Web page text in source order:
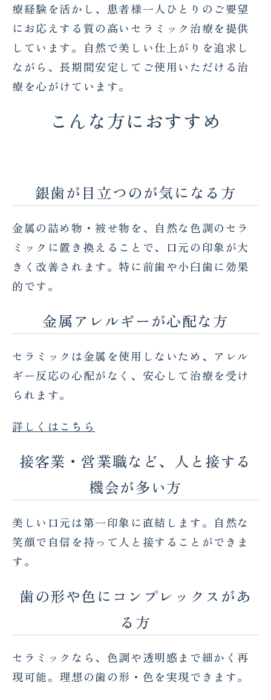
療経験を活かし、患者様一人ひとりのご要望
にお応えする質の高いセラミック治療を提供
しています。自然で美しい仕上がりを追求し
ながら、長期間安定してご使用いただける治
療を心がけています。
こんな方におすすめ
銀歯が目立つのが気になる方
金属の詰め物・被せ物を、自然な色調のセラ
ミックに置き換えることで、口元の印象が大
きく改善されます。特に前歯や小臼歯に効果
的です。
金属アレルギーが心配な方
セラミックは金属を使用しないため、アレル
ギー反応の心配がなく、安心して治療を受け
られます。
詳しくはこちら
接客業・営業職など、人と接する
機会が多い方
美しい口元は第一印象に直結します。自然な
笑顔で自信を持って人と接することができま
す。
歯の形や色にコンプレックスがあ
る方
セラミックなら、色調や透明感まで細かく再
現可能。理想の歯の形・色を実現できます。